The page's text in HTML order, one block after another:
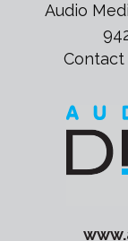
Audio
Contact
www.